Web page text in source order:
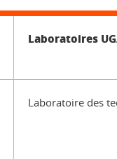
Laboratoires
Laboratoire des